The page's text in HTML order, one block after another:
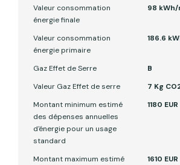
Valeur consommation
énergie finale
98 kWh/
Valeur consommation
énergie primaire
186.6
Gaz Effet de Serre
B
Valeur Gaz Effet de serre
7 Kg
Montant minimum estimé
des dépenses annuelles
d'énergie pour un usage
standard
1180 EUR
Montant maximum estimé
1610 EUR